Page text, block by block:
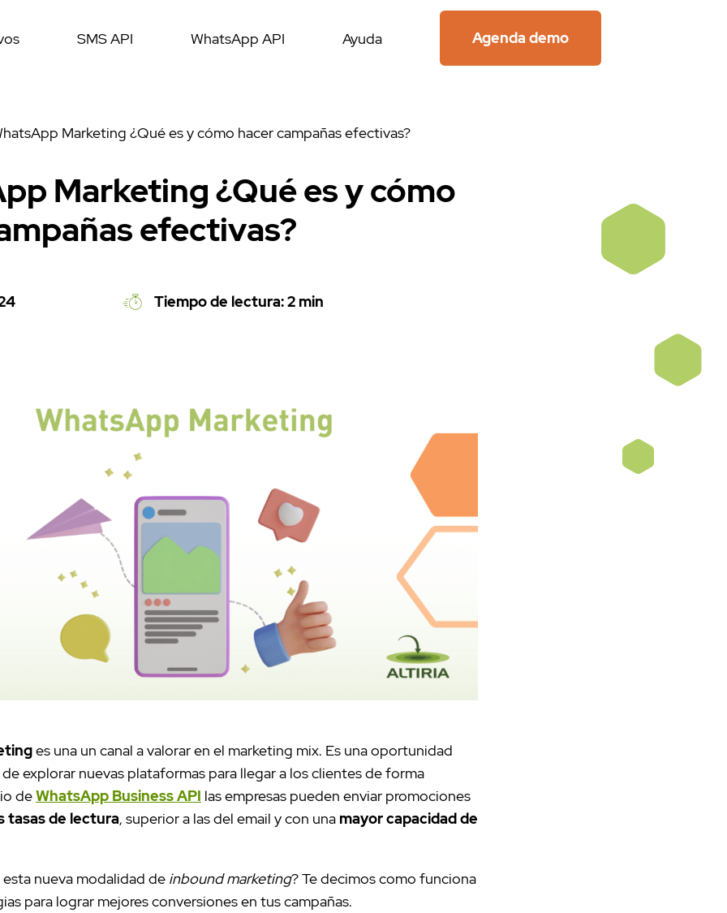
SMS API WhatsApp API Ayuda Agenda demo
Marketing ¿Qué es y cómo hacer campañas efectivas?
Marketing ¿Qué es y cómo
efectivas?
Tiempo de lectura: 2 min
es una un canal a valorar en el marketing mix. Es una oportunidad
de explorar nuevas plataformas para llegar a los clientes de forma
deWhatsApp Business API las empresas pueden enviar promociones
tasas de lectura, superior a las del email y con una mayor capacidad de
nueva modalidad de inbound marketing? Te decimos como funciona
para lograr mejores conversiones en tus campañas.